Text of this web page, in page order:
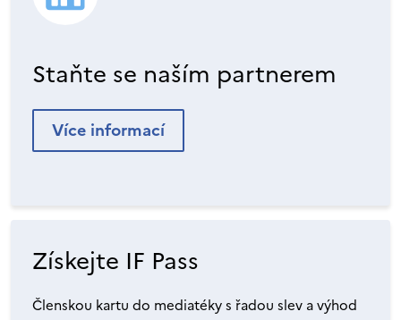
Staňte se naším partnerem
Více informací
Získejte IF Pass
Členskou kartu do mediatéky s řadou slev a výhod